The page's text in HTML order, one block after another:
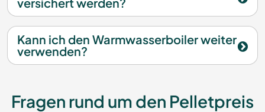
Kann ich den Warmwasserboiler weiter
verwenden?
Fragen rund um den Pelletpreis